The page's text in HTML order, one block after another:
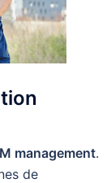
management.
de